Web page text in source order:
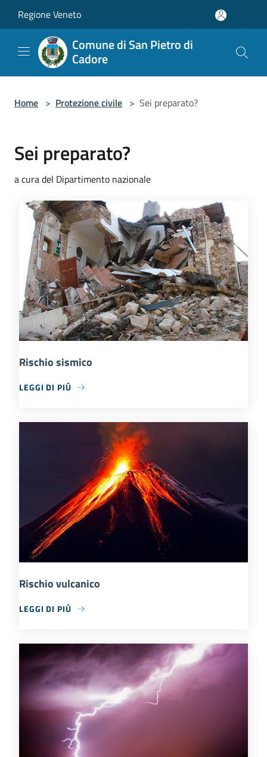
Regione Veneto
Comune di San Pietro di
Cadore
Home > Protezione civile > Sei preparato?
Sei preparato?
a cura del Dipartimento nazionale
Rischio sismico
LEGGI DI PIÙ
Rischio vulcanico
LEGGI DI PIÙ